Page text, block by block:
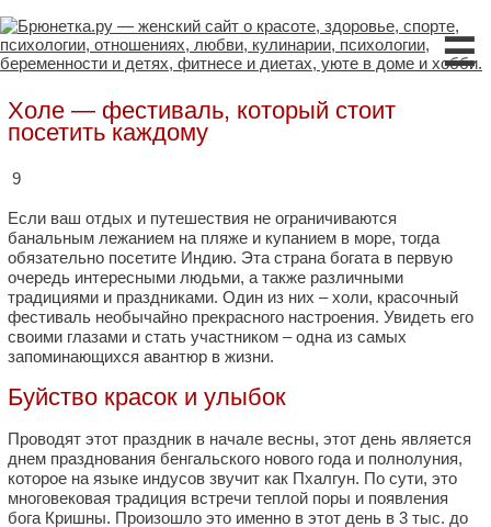
☰
Холе — фестиваль, который стоит
посетить каждому
9
Если ваш отдых и путешествия не ограничиваются
банальным лежанием на пляже и купанием в море, тогда
обязательно посетите Индию. Эта страна богата в первую
очередь интересными людьми, а также различными
традициями и праздниками. Один из них – холи, красочный
фестиваль необычайно прекрасного настроения. Увидеть его
своими глазами и стать участником – одна из самых
запоминающихся авантюр в жизни.
Буйство красок и улыбок
Проводят этот праздник в начале весны, этот день является
днем празднования бенгальского нового года и полнолуния,
которое на языке индусов звучит как Пхалгун. По сути, это
многовековая традиция встречи теплой поры и появления
бога Кришны. Произошло это именно в этот день в 3 тыс. до